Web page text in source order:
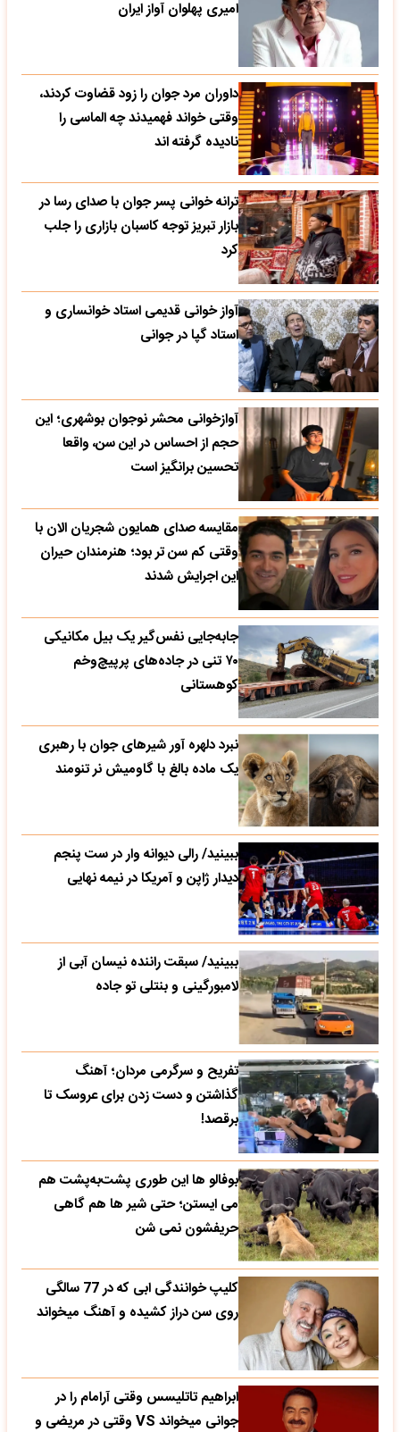
امیری پهلوان آواز ایران
داوران مرد جوان را زود قضاوت کردند،
وقتی خواند فهمیدند چه الماسی را
نادیده گرفته اند
ترانه خوانی پسر جوان با صدای رسا در
بازار تبریز توجه کاسبان بازاری را جلب
کرد
آواز خوانی قدیمی استاد خوانساری و
استاد گپا در جوانی
آوازخوانی محشر نوجوان بوشهری؛ این
حجم از احساس در این سن، واقعا
تحسین‌ برانگیز است
مقایسه صدای همایون شجریان الان با
وقتی کم سن تر بود؛ هنرمندان حیران
این اجرایش شدند
جابه‌جایی نفس‌گیر یک بیل مکانیکی
۷۰ تنی در جاده‌های پرپیچ‌وخم
کوهستانی
نبرد دلهره آور شیرهای جوان با رهبری
یک ماده بالغ با گاومیش نر تنومند
ببینید/ رالی دیوانه وار در ست پنجم
دیدار ژاپن و آمریکا در نیمه نهایی
ببینید/ سبقت راننده نیسان آبی از
لامبورگینی و بنتلی تو جاده
تفریح و سرگرمی مردان؛ آهنگ
گذاشتن و دست زدن برای عروسک تا
برقصد!
بوفالو ها این‌ طوری پشت‌به‌پشت هم
می‌ ایستن؛ حتی شیر ها هم گاهی
حریفشون نمی‌ شن
کلیپ خوانندگی ابی که در 77 سالگی
روی سن دراز کشیده و آهنگ میخواند
ابراهیم تاتلیسس وقتی آرامام را در
جوانی میخواند VS وقتی در مریضی و